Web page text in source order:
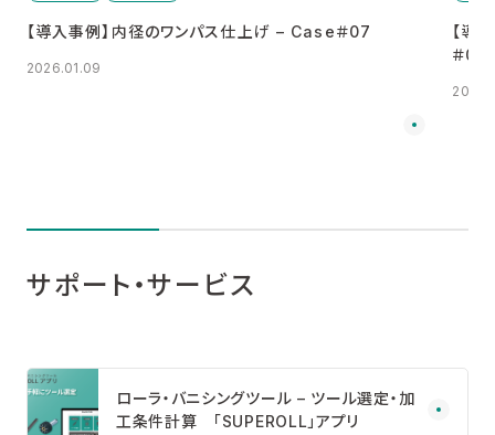
【導入事例】内径のワンパス仕上げ – Case＃07
2026.01.09
【導
＃06
サポート・サービス
ローラ・バニシングツール – ツール選定・加
工条件計算 「SUPEROLL」アプリ